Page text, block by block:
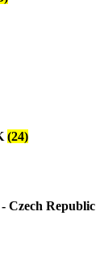
(24)
Czech Republic